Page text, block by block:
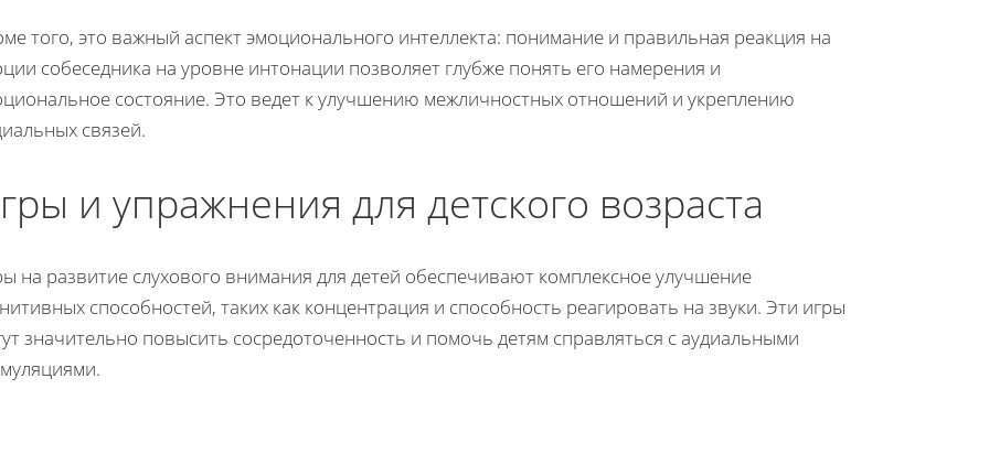
того, это важный аспект эмоционального интеллекта: понимание и правильная реакция на
собеседника на уровне интонации позволяет глубже понять его намерения и
состояние. Это ведет к улучшению межличностных отношений и укреплению
связей.
и упражнения для детского возраста
на развитие слухового внимания для детей обеспечивают комплексное улучшение
способностей, таких как концентрация и способность реагировать на звуки. Эти игры
значительно повысить сосредоточенность и помочь детям справляться с аудиальными